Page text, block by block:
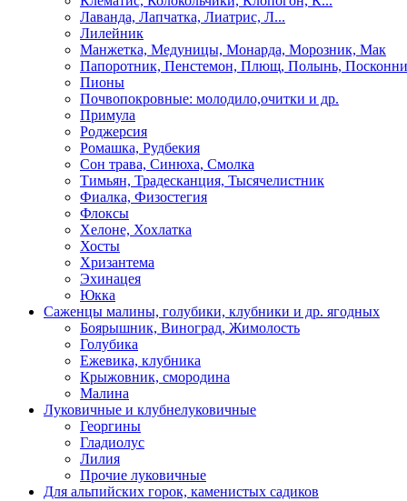
Лаванда, Лапчатка, Лиатрис, Л...
Лилейник
Манжетка, Медуницы, Монарда, Морозник, Мак
Папоротник, Пенстемон, Плющ, Полынь,
Пионы
Почвопокровные: молодило,очитки и др.
Примула
Роджерсия
Ромашка, Рудбекия
Сон трава, Синюха, Смолка
Тимьян, Традесканция, Тысячелистник
Фиалка, Физостегия
Флоксы
Хелоне, Хохлатка
Хосты
Хризантема
Эхинацея
Юкка
Саженцы малины, голубики, клубники и др. ягодных
Боярышник, Виноград, Жимолость
Голубика
Ежевика, клубника
Крыжовник, смородина
Малина
Луковичные и клубнелуковичные
Георгины
Гладиолус
Лилия
Прочие луковичные
Для альпийских горок, каменистых садиков